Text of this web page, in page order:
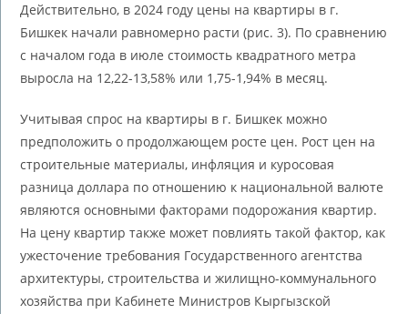
Действительно, в 2024 году цены на квартиры в г.
Бишкек начали равномерно расти (рис. 3). По сравнению
с началом года в июле стоимость квадратного метра
выросла на 12,22-13,58% или 1,75-1,94% в месяц.
Учитывая спрос на квартиры в г. Бишкек можно
предположить о продолжающем росте цен. Рост цен на
строительные материалы, инфляция и куросовая
разница доллара по отношению к национальной валюте
являются основными факторами подорожания квартир.
На цену квартир также может повлиять такой фактор, как
ужесточение требования Государственного агентства
архитектуры, строительства и жилищно-коммунального
хозяйства при Кабинете Министров Кыргызской